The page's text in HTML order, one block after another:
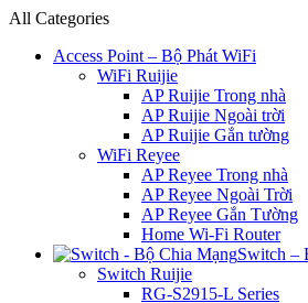
All Categories
Access Point – Bộ Phát WiFi
WiFi Ruijie
AP Ruijie Trong nhà
AP Ruijie Ngoài trời
AP Ruijie Gắn tường
WiFi Reyee
AP Reyee Trong nhà
AP Reyee Ngoài Trời
AP Reyee Gắn Tường
Home Wi-Fi Router
Switch –
Switch Ruijie
RG-S2915-L Series